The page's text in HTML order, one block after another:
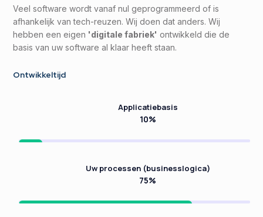
Veel software wordt vanaf nul geprogrammeerd of is
afhankelijk van tech-reuzen. Wij doen dat anders. Wij
hebben een eigen 'digitale fabriek' ontwikkeld die de
basis van uw software al klaar heeft staan.
Ontwikkeltijd
Applicatiebasis
10%
Uw processen (businesslogica)
75%